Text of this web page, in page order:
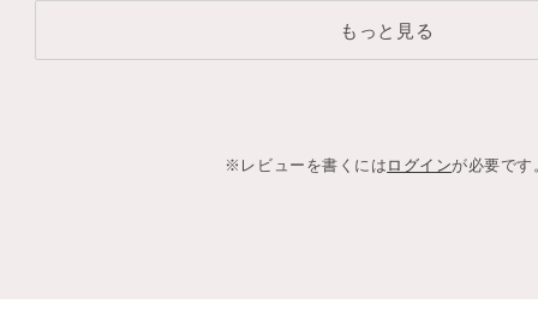
もっと見る
※レビューを書くにはログインが必要です